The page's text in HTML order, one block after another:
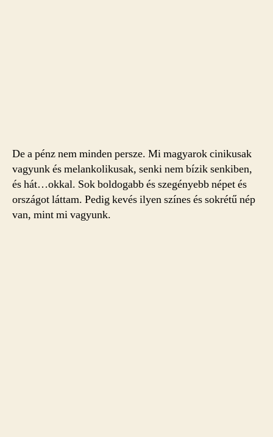
De a pénz nem minden persze. Mi magyarok cinikusak
vagyunk és melankolikusak, senki nem bízik senkiben,
és hát…okkal. Sok boldogabb és szegényebb népet és
országot láttam. Pedig kevés ilyen színes és sokrétű nép
van, mint mi vagyunk.